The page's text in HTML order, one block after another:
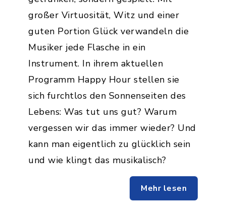
großer Virtuosität, Witz und einer
guten Portion Glück verwandeln die
Musiker jede Flasche in ein
Instrument. In ihrem aktuellen
Programm Happy Hour stellen sie
sich furchtlos den Sonnenseiten des
Lebens: Was tut uns gut? Warum
vergessen wir das immer wieder? Und
kann man eigentlich zu glücklich sein
und wie klingt das musikalisch?
Mehr lesen